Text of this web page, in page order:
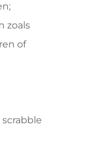
zoals
of